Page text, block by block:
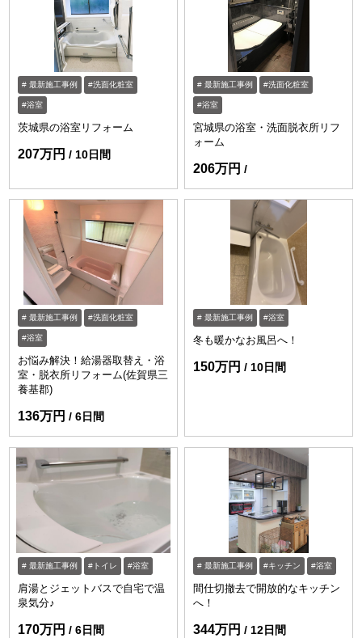
最新施工事例 洗面化粧室
浴室
茨城県の浴室リフォーム
207万円 10日間
最新施工事例 洗面化粧室
浴室
宮城県の浴室・洗面脱衣所リフ
ォーム
206万円
最新施工事例 洗面化粧室
浴室
お悩み解決！給湯器取替え・浴
室・脱衣所リフォーム(佐賀県三
養基郡)
136万円 6日間
最新施工事例 浴室
冬も暖かなお風呂へ！
150万円 10日間
最新施工事例 トイレ 浴室
肩湯とジェットバスで自宅で温
泉気分♪
170万円 6日間
最新施工事例 キッチン 浴室
間仕切撤去で開放的なキッチン
へ！
344万円 12日間